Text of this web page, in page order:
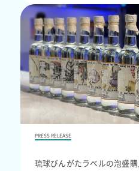
PRESS RELEASE
琉球びんがたラベルの泡盛